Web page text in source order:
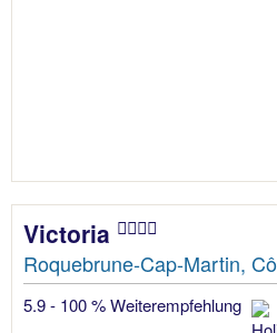
Victoria
Roquebrune-Cap-Martin,
5.9 - 100 % Weiterempfehlung